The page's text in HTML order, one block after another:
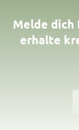
Melde dich
erhalte